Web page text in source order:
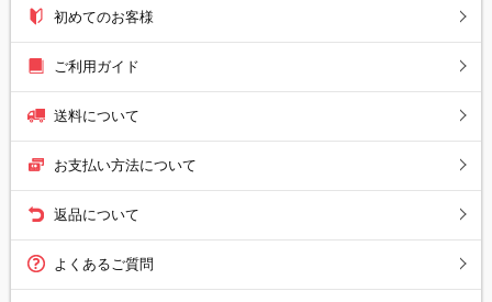
初めてのお客様
ご利用ガイド
送料について
お支払い方法について
返品について
よくあるご質問